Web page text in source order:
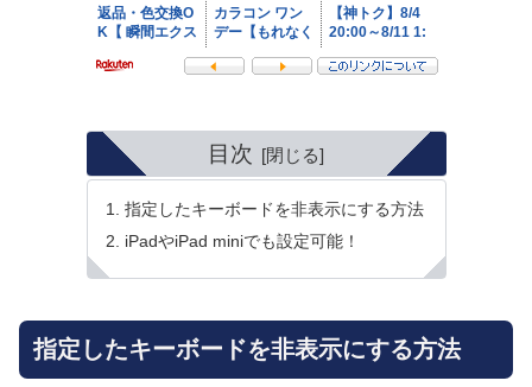
目次
指定したキーボードを非表示にする方法
iPadやiPad miniでも設定可能！
指定したキーボードを非表示にする方法